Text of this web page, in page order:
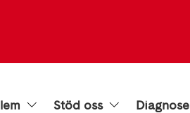
Stöd oss